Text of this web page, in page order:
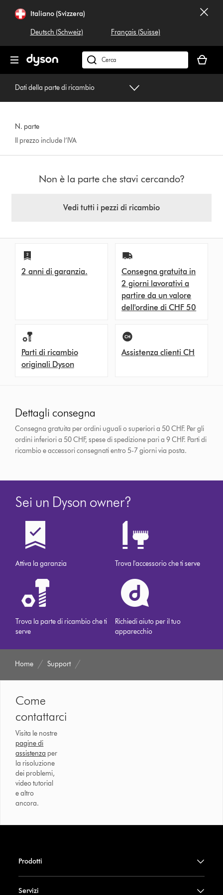
navigazioneItaliano (Svizzera)
Deutsch (Schweiz) Français (Suisse)
Cerca
su
dyson.ch
carrello
è
Dati della parte di ricambio
N. parte
Il prezzo include l’IVA
Non è la parte che stavi cercando?
Vedi tutti i pezzi di ricambio
2 anni di garanzia.
Consegna gratuita in
2 giorni lavorativi a
partire da un valore
dell'ordine di CHF 50
Parti di ricambio
originali Dyson
Assistenza clienti CH
Dettagli consegna
Consegna gratuita per ordini uguali o superiori a 50 CHF. Per gli
ordini inferiori a 50 CHF, spese di spedizione pari a 9 CHF. Parti di
ricambio e accessori consegnati entro 5-7 giorni via posta.
Sei un Dyson owner?
Attiva la garanzia Trova l'accessorio che ti serve
Trova la parte di ricambio che ti
serve
Richiedi aiuto per il tuo
apparecchio
Home Support
Come
contattarci
Visita le nostre
pagine di
assistenza per
la risoluzione
dei problemi,
video tutorial
e altro
ancora.
Prodotti
Servizi